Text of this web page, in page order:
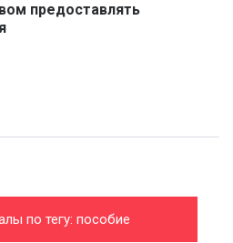
предоставлять
по тегу: пособие